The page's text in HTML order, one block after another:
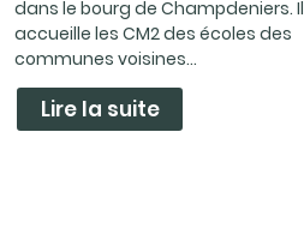
dans le bourg de Champdeniers. Il
accueille les CM2 des écoles des
communes voisines...
Lire la suite